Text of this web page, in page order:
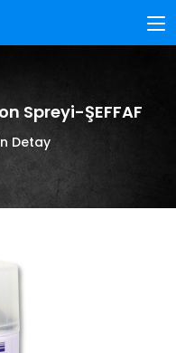
Spreyi-ŞEFFAF
Detay